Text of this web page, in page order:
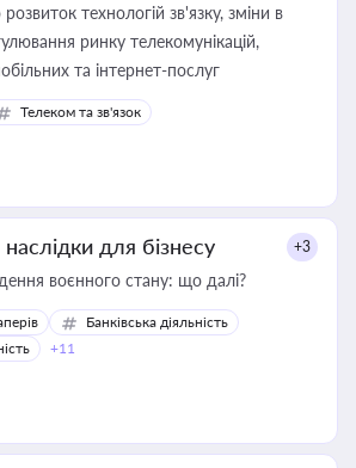
технологій зв'язку, зміни в
ринку телекомунікацій,
та інтернет-послуг
Телеком та зв'язок
для бізнесу +3
воєнного стану: що далі?
Банківська діяльність
+11